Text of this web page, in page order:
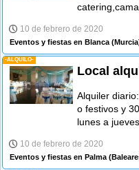
10 de febrero de 2020
Eventos y fiestas en Blanca
-ALQUILO-
Local
Alquiler
o festivos y
lunes a jueves
10 de febrero de 2020
Eventos y fiestas en Palma